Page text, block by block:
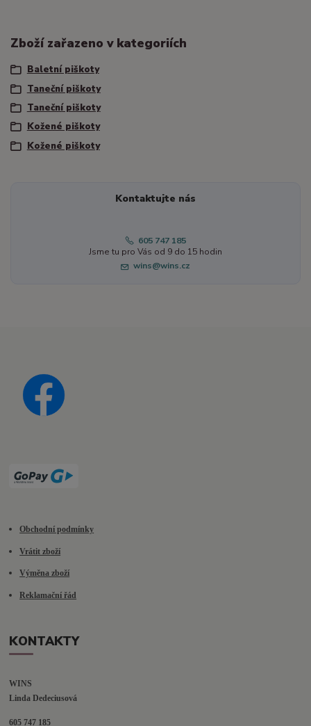
Zboží zařazeno v kategoriích
Baletní piškoty
Taneční piškoty
Taneční piškoty
Kožené piškoty
Kožené piškoty
Kontaktujte nás
605 747 185
Jsme tu pro Vás od 9 do 15 hodin
wins@wins.cz
Obchodní podmínky
Vrátit zboží
Výměna zboží
Reklamační řád
KONTAKTY
WINS
Linda Dedeciusová
605 747 185